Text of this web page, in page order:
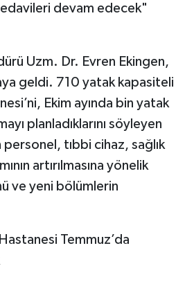
devam edecek"
Uzm. Dr. Evren Ekingen,
geldi. 710 yatak kapasiteli
Ekim ayında bin yatak
planladıklarını söyleyen
tıbbi cihaz, sağlık
artırılmasına yönelik
ve yeni bölümlerin
Temmuz’da